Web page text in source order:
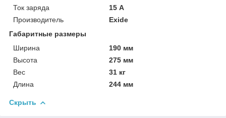
Ток заряда
15 А
Производитель
Exide
Габаритные размеры
Ширина
190 мм
Высота
275 мм
Вес
31 кг
Длина
244 мм
Скрыть